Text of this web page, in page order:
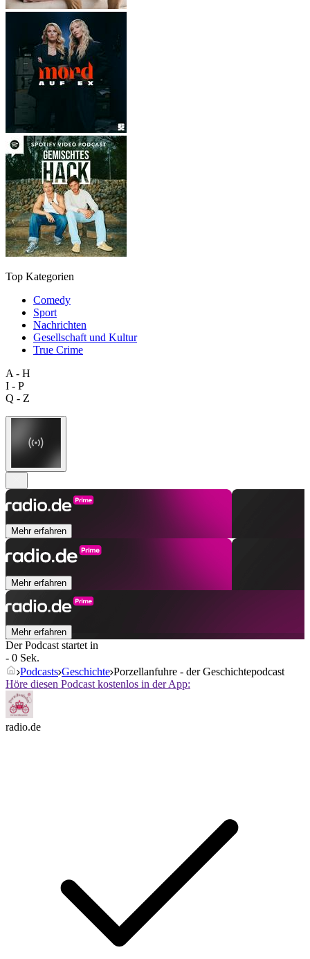
Top Kategorien
Comedy
Sport
Nachrichten
Gesellschaft und Kultur
True Crime
A - H
I - P
Q - Z
Mehr erfahren
Mehr erfahren
Mehr erfahren
Der Podcast startet in
- 0 Sek.
Podcasts Geschichte Porzellanfuhre - der Geschichtepodcast
Höre diesen Podcast kostenlos in der App:
radio.de